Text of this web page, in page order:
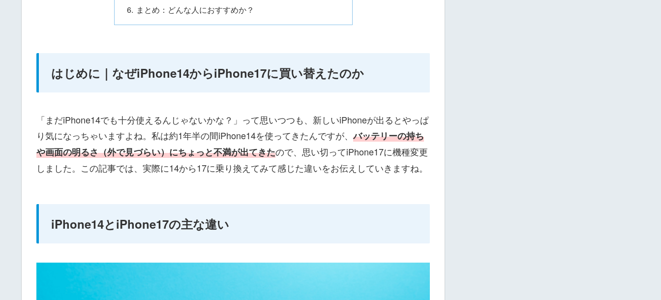
まとめ：どんな人におすすめか？
はじめに｜なぜiPhone14からiPhone17に買い替えたのか
「まだiPhone14でも十分使えるんじゃないかな？」って思いつつも、新しいiPhoneが出るとやっぱ
り気になっちゃいますよね。私は約1年半の間iPhone14を使ってきたんですが、バッテリーの持ち
や画面の明るさ（外で見づらい）にちょっと不満が出てきたので、思い切ってiPhone17に機種変更
しました。この記事では、実際に14から17に乗り換えてみて感じた違いをお伝えしていきますね。
iPhone14とiPhone17の主な違い